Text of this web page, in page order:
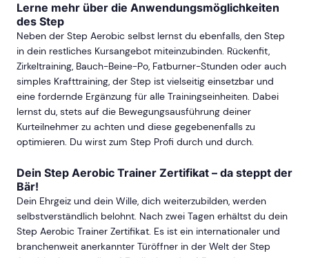
Lerne mehr über die Anwendungsmöglichkeiten
des Step
Neben der Step Aerobic selbst lernst du ebenfalls, den Step
in dein restliches Kursangebot miteinzubinden. Rückenfit,
Zirkeltraining, Bauch-Beine-Po, Fatburner-Stunden oder auch
simples Krafttraining, der Step ist vielseitig einsetzbar und
eine fordernde Ergänzung für alle Trainingseinheiten. Dabei
lernst du, stets auf die Bewegungsausführung deiner
Kurteilnehmer zu achten und diese gegebenenfalls zu
optimieren. Du wirst zum Step Profi durch und durch.
Dein Step Aerobic Trainer Zertifikat – da steppt der
Bär!
Dein Ehrgeiz und dein Wille, dich weiterzubilden, werden
selbstverständlich belohnt. Nach zwei Tagen erhältst du dein
Step Aerobic Trainer Zertifikat. Es ist ein internationaler und
branchenweit anerkannter Türöffner in der Welt der Step